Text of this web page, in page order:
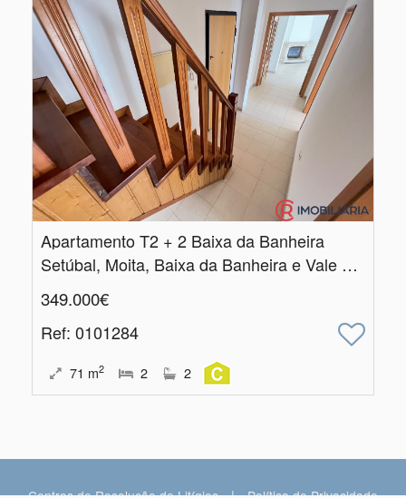
Apartamento T2 + 2 Baixa da Banheira
Setúbal, Moita, Baixa da Banheira e Vale da Amoreira
349.000€
Ref: 0101284
71 m2 2 2